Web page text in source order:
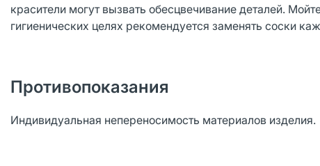
красители могут вызвать обесцвечивание деталей.
гигиенических целях рекомендуется заменять соски
Противопоказания
Индивидуальная непереносимость материалов изделия.